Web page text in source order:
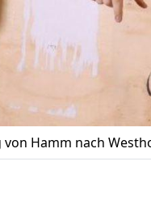
von Hamm nach